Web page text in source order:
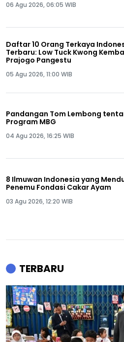
06 Agu 2026, 06:05 WIB
Daftar 10 Orang Terkaya
Terbaru: Low Tuck Kwong
Prajogo Pangestu
05 Agu 2026, 11:00 WIB
Pandangan Tom Lembong
Program MBG
04 Agu 2026, 16:25 WIB
8 Ilmuwan Indonesia yang
Penemu Fondasi Cakar Ayam
03 Agu 2026, 12:20 WIB
TERBARU